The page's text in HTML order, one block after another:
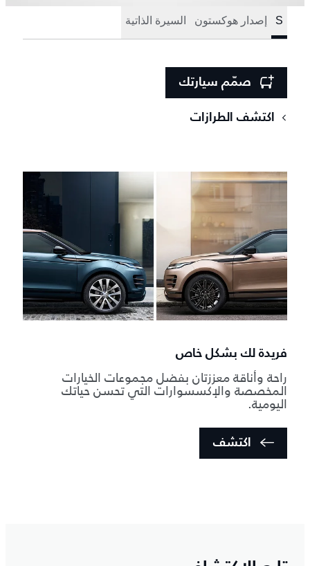
S إصدار هوكستون السيرة الذاتية
صمّم سيارتك
اكتشف الطرازات
فريدة لك بشكل خاص
راحة وأناقة معززتان بفضل مجموعات الخيارات
المخصصة والإكسسوارات التي تحسن حياتك
اليومية.
اكتشف